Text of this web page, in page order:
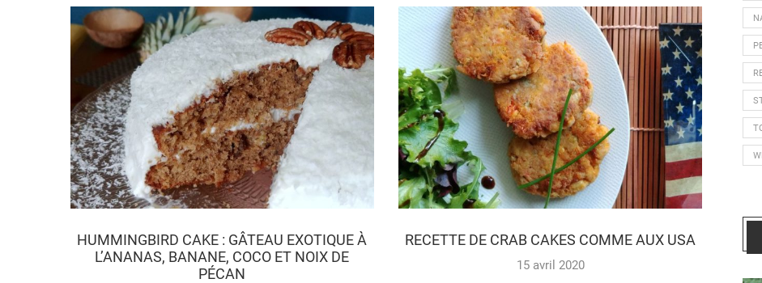
HUMMINGBIRD CAKE : GÂTEAU EXOTIQUE À
L’ANANAS, BANANE, COCO ET NOIX DE
PÉCAN
RECETTE DE CRAB CAKES COMME AUX USA
15 avril 2020